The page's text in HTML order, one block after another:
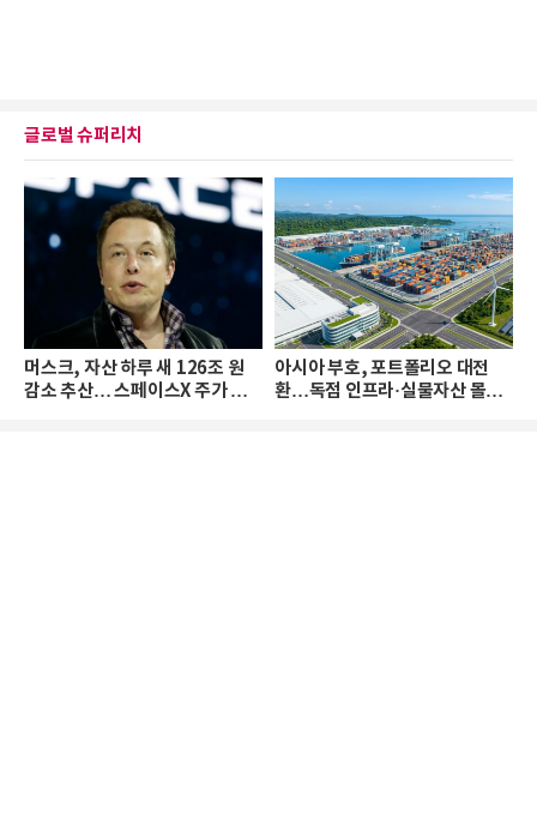
글로벌 슈퍼리치
머스크, 자산 하루 새 126조 원
감소 추산… 스페이스X 주가 하
아시아 부호, 포트폴리오 대전
환…독점 인프라·실물자산 몰린